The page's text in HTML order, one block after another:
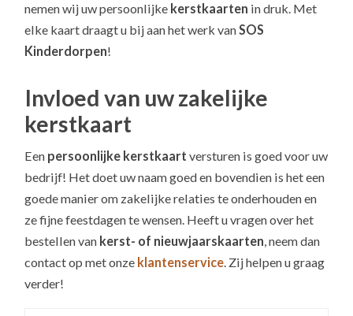
nemen wij uw persoonlijke kerstkaarten in druk. Met
elke kaart draagt u bij aan het werk vanSOS
Kinderdorpen!
Invloed van uw zakelijke
kerstkaart
Een persoonlijke kerstkaart versturen is goed voor uw
bedrijf! Het doet uw naam goed en bovendien is het een
goede manier om zakelijke relaties te onderhouden en
ze fijne feestdagen te wensen. Heeft u vragen over het
bestellen van kerst- of nieuwjaarskaarten, neem dan
contact op met onze klantenservice. Zij helpen u graag
verder!